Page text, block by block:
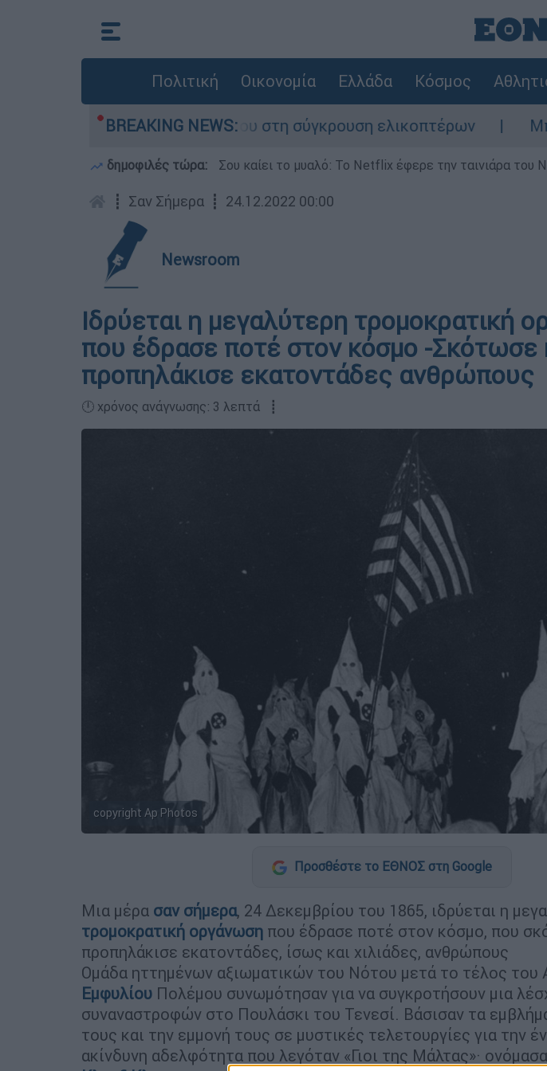
Πολιτική Οικονομία Ελλάδα Κόσμος
BREAKING NEWS:
που έχασε τη ζωή του στη σύγκρουση ελικοπτέρων Μπαράζ
δημοφιλές τώρα: Σου καίει το μυαλό: Το Netflix έφερε την ταινιάρα του
┋ Σαν Σήμερα ┋ 24.12.2022 00:00
Newsroom
Ιδρύεται η μεγαλύτερη τρομοκρατική
που έδρασε ποτέ στον κόσμο -Σκότωσε
προπηλάκισε εκατοντάδες ανθρώπους
🕛 χρόνος ανάγνωσης: 3 λεπτά ┋
copyright Ap Photos
Προσθέστε το ΕΘΝΟΣ στη Google
Μια μέρα σαν σήμερα, 24 Δεκεμβρίου του 1865, ιδρύεται η
τρομοκρατική οργάνωση που έδρασε ποτέ στον κόσμο, που
προπηλάκισε εκατοντάδες, ίσως και χιλιάδες, ανθρώπους
Ομάδα ηττημένων αξιωματικών του Νότου μετά το τέλος του
Εμφυλίου Πολέμου συνωμότησαν για να συγκροτήσουν μια
συναναστροφών στο Πουλάσκι του Τενεσί. Βάσισαν τα
τους και την εμμονή τους σε μυστικές τελετουργίες για την
ακίνδυνη αδελφότητα που λεγόταν «Γιοι της Μάλτας»·